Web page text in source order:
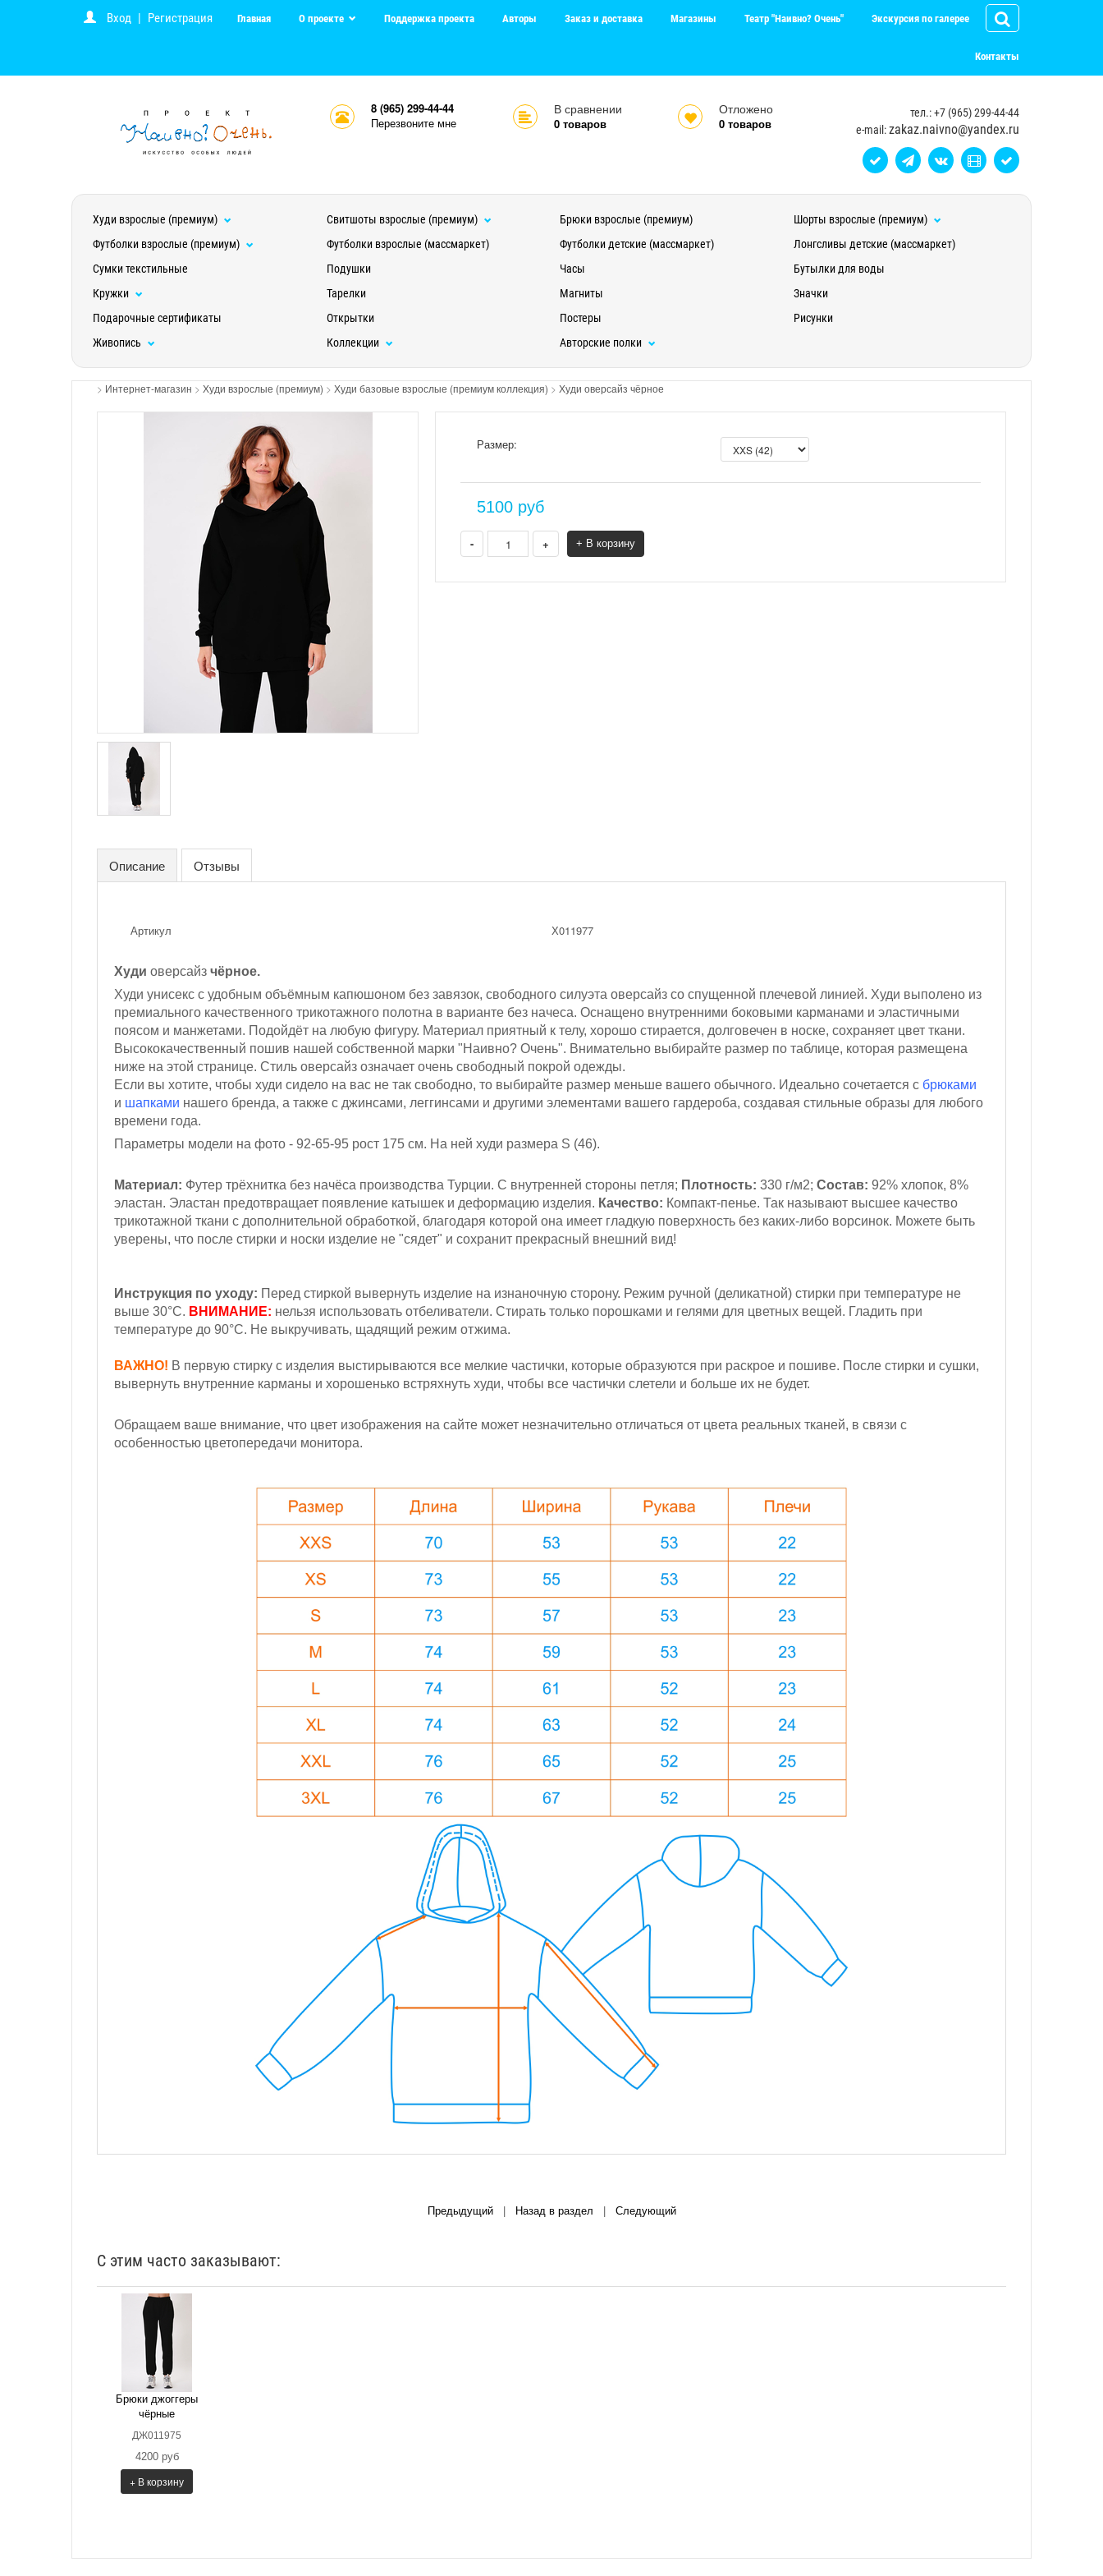
Вход | Регистрация Главная О проекте Поддержка проекта Авторы Заказ и доставка Магазины Театр "Наивно? Очень" Экскурсия по галерее
Контакты
8 (965) 299-44-44
Перезвоните мне
В сравнении
0товаров
Отложено
0 товаров
тел.: +7 (965) 299-44-44
e-mail:zakaz.naivno@yandex.ru
Худи взрослые (премиум) Свитшоты взрослые (премиум) Брюки взрослые (премиум)
Шорты взрослые (премиум)
Футболки взрослые (премиум)
Футболки взрослые (массмаркет) Футболки детские (массмаркет)
Лонгсливы детские (массмаркет)
Сумки текстильные
Подушки Часы
Бутылки для воды
Кружки
Тарелки Магниты
Значки
Подарочные сертификаты
Открытки Постеры
Рисунки
Живопись
Коллекции Авторские полки
> Интернет-магазин > Худи взрослые (премиум) > Худи базовые взрослые (премиум коллекция) > Худи оверсайз чёрное
Размер:
5100 руб
- + + В корзину
Описание Отзывы
Артикул Х011977
Худи оверсайз чёрное.
Худи унисекс с удобным объёмным капюшоном без завязок, свободного силуэта оверсайз со спущенной плечевой линией. Худи выполено из
премиального качественного трикотажного полотна в варианте без начеса. Оснащено внутренними боковыми карманами и эластичными
поясом и манжетами. Подойдёт на любую фигуру. Материал приятный к телу, хорошо стирается, долговечен в носке, сохраняет цвет ткани.
Высококачественный пошив нашей собственной марки "Наивно? Очень". Внимательно выбирайте размер по таблице, которая размещена
ниже на этой странице. Стиль оверсайз означает очень свободный покрой одежды.
Если вы хотите, чтобы худи сидело на вас не так свободно, то выбирайте размер меньше вашего обычного. Идеально сочетается с брюками
и шапками нашего бренда, а также с джинсами, леггинсами и другими элементами вашего гардероба, создавая стильные образы для любого
времени года.
Параметры модели на фото - 92-65-95 рост 175 см. На ней худи размера S (46).
Материал: Футер трёхнитка без начёса производства Турции. С внутренней стороны петля; Плотность: 330 г/м2; Состав: 92% хлопок, 8%
эластан. Эластан предотвращает появление катышек и деформацию изделия. Качество: Компакт-пенье. Так называют высшее качество
трикотажной ткани с дополнительной обработкой, благодаря которой она имеет гладкую поверхность без каких-либо ворсинок. Можете быть
уверены, что после стирки и носки изделие не "сядет" и сохранит прекрасный внешний вид!
Инструкция по уходу: Перед стиркой вывернуть изделие на изнаночную сторону. Режим ручной (деликатной) стирки при температуре не
выше 30°С. ВНИМАНИЕ: нельзя использовать отбеливатели. Стирать только порошками и гелями для цветных вещей. Гладить при
температуре до 90°С. Не выкручивать, щадящий режим отжима.
ВАЖНО! В первую стирку с изделия выстирываются все мелкие частички, которые образуются при раскрое и пошиве. После стирки и сушки,
вывернуть внутренние карманы и хорошенько встряхнуть худи, чтобы все частички слетели и больше их не будет.
Обращаем ваше внимание, что цвет изображения на сайте может незначительно отличаться от цвета реальных тканей, в связи с
особенностью цветопередачи монитора.
Предыдущий| Назад в раздел Следующий
С этим часто заказывают:
Брюки джоггеры
чёрные
ДЖ011975
4200 руб
+ В корзину